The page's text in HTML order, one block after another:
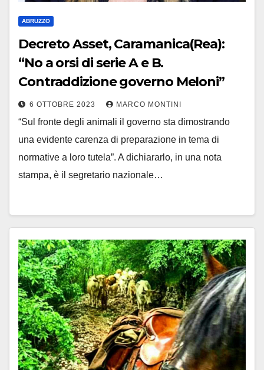
ABRUZZO
Decreto Asset, Caramanica(Rea):
“No a orsi di serie A e B.
Contraddizione governo Meloni”
6 OTTOBRE 2023 MARCO MONTINI
“Sul fronte degli animali il governo sta dimostrando
una evidente carenza di preparazione in tema di
normative a loro tutela”. A dichiararlo, in una nota
stampa, è il segretario nazionale…